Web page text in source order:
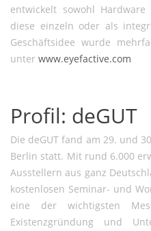
entwickelt sowohl
diese einzeln oder als
Geschäftsidee wurde
unter www.eyefactive.com
Profil: deGUT
Die deGUT fand am 29. und
Berlin statt. Mit rund 6.000
Ausstellern aus ganz
kostenlosen Seminar- und
eine der wichtigsten
Existenzgründung und